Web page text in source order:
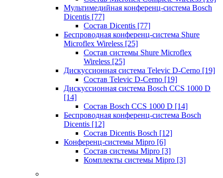
Мультимедийная конференц-система Bosch
Dicentis [77]
Состав Dicentis [77]
Беспроводная конференц-система Shure
Microflex Wireless [25]
Состав системы Shure Microflex
Wireless [25]
Дискуссионная система Televic D-Cerno [19]
Состав Televic D-Cerno [19]
Дискуссионная система Bosch CCS 1000 D
[14]
Состав Bosch CCS 1000 D [14]
Беспроводная конференц-система Bosch
Dicentis [12]
Состав Dicentis Bosch [12]
Конференц-системы Mipro [6]
Состав системы Mipro [3]
Комплекты системы Mipro [3]